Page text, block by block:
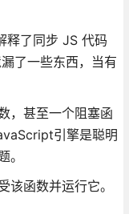
释了同步 JS 代码
了一些东西，当有
，甚至一个阻塞函
引擎是聪明
。
该函数并运行它。